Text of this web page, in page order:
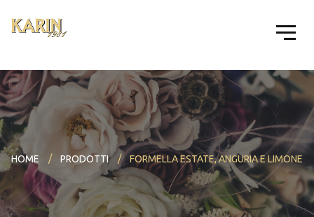
HOME PRODOTTI FORMELLA ESTATE, ANGURIA E LIMONE